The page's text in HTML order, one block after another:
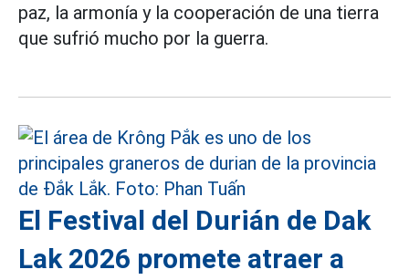
paz, la armonía y la cooperación de una tierra
que sufrió mucho por la guerra.
El Festival del Durián de Dak
Lak 2026 promete atraer a